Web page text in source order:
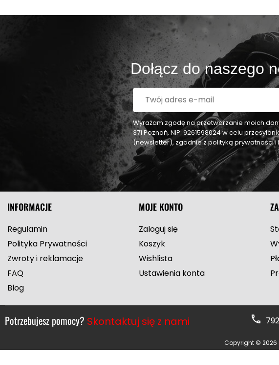
Dołącz do naszego
Wyrażam zgodę na przetwarzanie moich
371 Poznań, NIP: 9261598024 w celu
(newsletter), zgodnie z polityką prywatności
INFORMACJE
Regulamin
Polityka Prywatności
Zwroty i reklamacje
FAQ
Blog
MOJE KONTO
Zaloguj się
Koszyk
Wishlista
Ustawienia konta
Potrzebujesz pomocy? Skontaktuj się z nami
Copyright © 2026